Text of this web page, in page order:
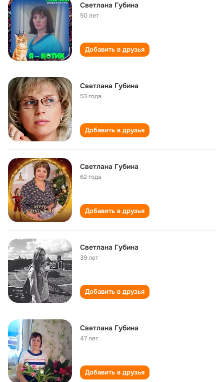
Светлана Губина
50 лет
Добавить в друзья
Светлана Губина
53 года
Добавить в друзья
Светлана Губина
62 года
Добавить в друзья
Светлана Губина
39 лет
Добавить в друзья
Светлана Губина
47 лет
Добавить в друзья